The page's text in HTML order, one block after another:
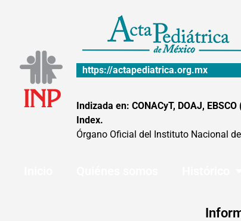
https://actapediatrica.org.mx
Indizada en: CONACyT, DOAJ,
Index.
Órgano Oficial del Instituto Nacional